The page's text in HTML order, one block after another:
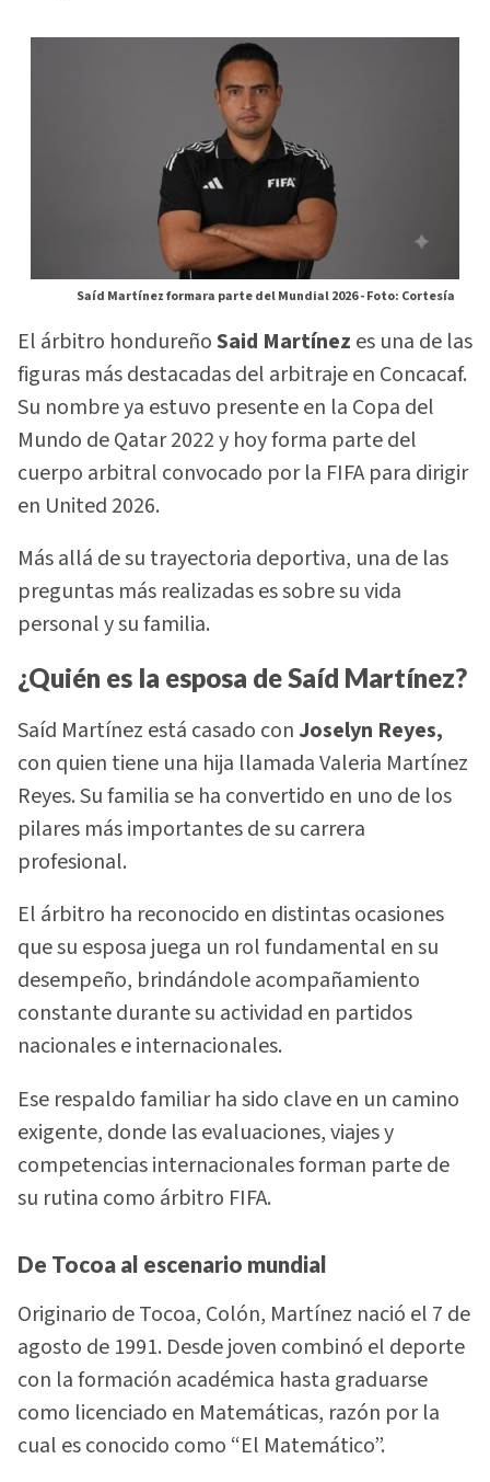
Saíd Martínez formara parte del Mundial 2026 -Foto: Cortesía
El árbitro hondureñoSaid Martínez es una de las
figuras más destacadas del arbitraje en Concacaf.
Su nombre ya estuvo presente en la Copa del
Mundo de Qatar 2022 y hoy forma parte del
cuerpo arbitral convocado por la FIFA para dirigir
en United 2026.
Más allá de su trayectoria deportiva, una de las
preguntas más realizadas es sobre su vida
personal y su familia.
¿Quién es la esposa de Saíd Martínez?
Saíd Martínez está casado conJoselyn Reyes,
con quien tiene una hija llamada Valeria Martínez
Reyes. Su familia se ha convertido en uno de los
pilares más importantes de su carrera
profesional.
El árbitro ha reconocido en distintas ocasiones
que su esposa juega un rol fundamental en su
desempeño, brindándole acompañamiento
constante durante su actividad en partidos
nacionales e internacionales.
Ese respaldo familiar ha sido clave en un camino
exigente, donde las evaluaciones, viajes y
competencias internacionales forman parte de
su rutina como árbitro FIFA.
De Tocoa al escenario mundial
Originario de Tocoa, Colón, Martínez nació el 7 de
agosto de 1991. Desde joven combinó el deporte
con la formación académica hasta graduarse
como licenciado en Matemáticas, razón por la
cual es conocido como “El Matemático”.